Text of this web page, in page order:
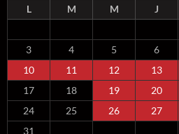
L M M J
3
4 5 6
10
11 12 13
17
18 19 20
24
25 26 27
31